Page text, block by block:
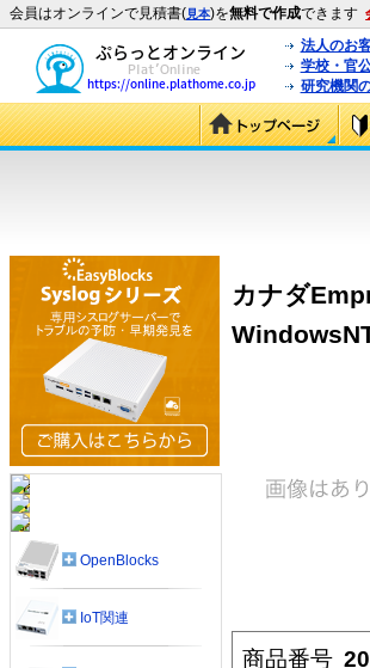
会員はオンラインで見積書(見本)を無料で作成できます
法人のお
学校・官
研究機関
カナダ
商品番号
OpenBlocks
IoT関連